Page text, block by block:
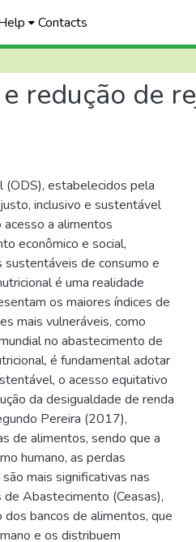
Contacts
redução de
estabelecidos pela
inclusivo e sustentável
a alimentos
econômico e social,
sustentáveis de consumo e
é uma realidade
os maiores índices de
mais vulneráveis, como
no abastecimento de
é fundamental adotar
o acesso equitativo
da desigualdade de renda
Pereira (2017),
de alimentos, sendo que a
humano, as perdas
mais significativas nas
Abastecimento (Ceasas),
bancos de alimentos, que
e os distribuem